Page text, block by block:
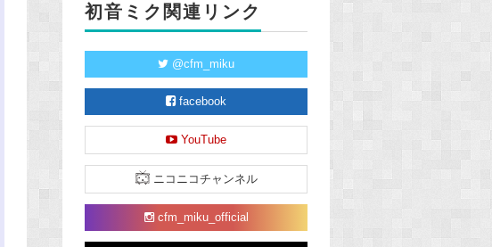
初音ミク関連リンク
@cfm_miku
facebook
YouTube
ニコニコチャンネル
cfm_miku_official